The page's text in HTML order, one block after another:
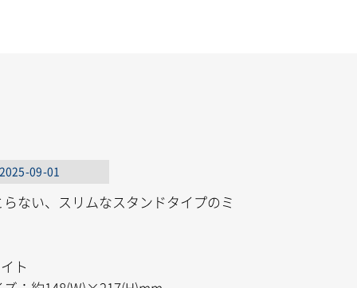
2025-09-01
らない、スリムなスタンドタイプのミ
ト